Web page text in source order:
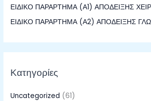
ΕΙΔΙΚΟ ΠΑΡΑΡΤΗΜΑ (Α1) ΑΠΟΔΕΙΞΗΣ
ΕΙΔΙΚΟ ΠΑΡΑΡΤΗΜΑ (Α2) ΑΠΟΔΕΙΞΗΣ
Κατηγορίες
Uncategorized (61)